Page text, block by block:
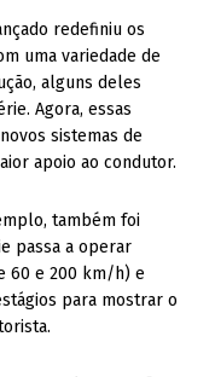
redefiniu os
uma variedade de
alguns deles
Agora, essas
sistemas de
apoio ao condutor.
também foi
passa a operar
60 e 200 km/h) e
para mostrar o